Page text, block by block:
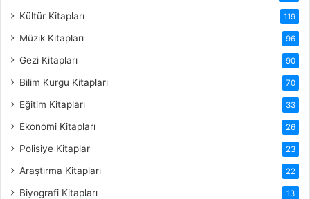
Kültür Kitapları 119
Müzik Kitapları 96
Gezi Kitapları 90
Bilim Kurgu Kitapları 70
Eğitim Kitapları 33
Ekonomi Kitapları 26
Polisiye Kitaplar 23
Araştırma Kitapları 22
Biyografi Kitapları 13